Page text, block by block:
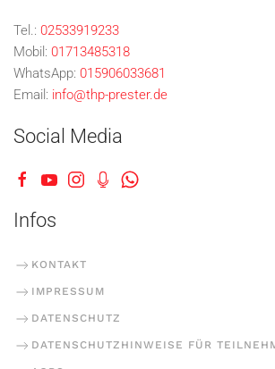
Tel.: 02533919233
Mobil: 01713485318
WhatsApp: 015906033681
Email: info@thp-prester.de
Social Media
Infos
KONTAKT
IMPRESSUM
DATENSCHUTZ
DATENSCHUTZHINWEISE FÜR